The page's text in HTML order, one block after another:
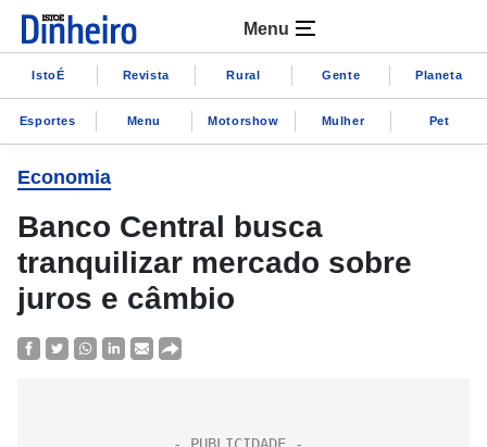
Menu
IstoÉ Revista Rural Gente Planeta
Esportes Menu Motorshow Mulher Pet
Economia
Banco Central busca
tranquilizar mercado sobre
juros e câmbio